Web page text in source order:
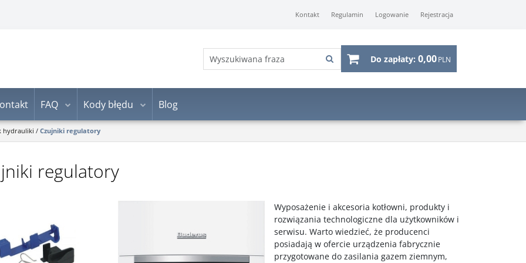
Kontakt Regulamin Logowanie Rejestracja
Do zapłaty: 0,00PLN
FAQ Kody błędu Blog
hydrauliki / Czujniki regulatory
regulatory
Wyposażenie i akcesoria kotłowni, produkty i
rozwiązania technologiczne dla użytkowników i
serwisu. Warto wiedzieć, że producenci
posiadają w ofercie urządzenia fabrycznie
przygotowane do zasilania gazem ziemnym,